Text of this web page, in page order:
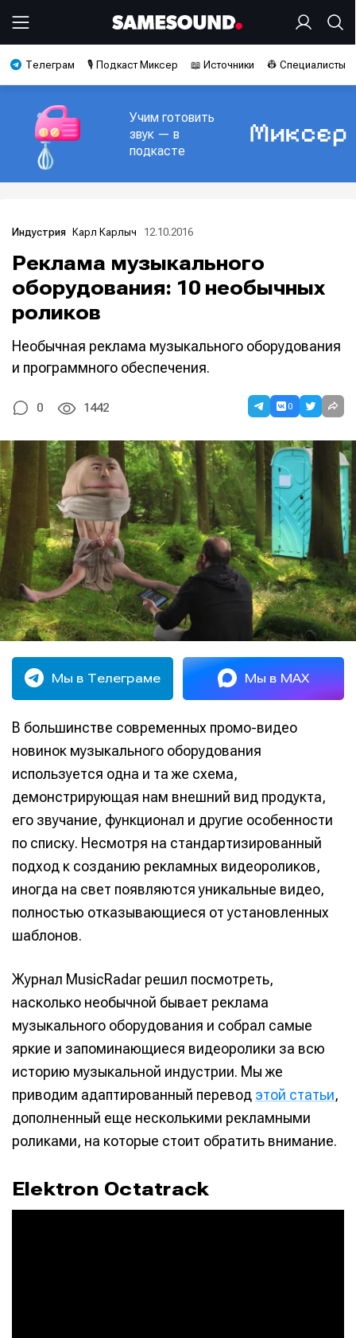
Телеграм 🎙️ Подкаст Миксер 📖 Источники 👷 Специалисты
Учим готовить
звук — в
подкасте
Индустрия Карл Карлыч 12.10.2016
Реклама музыкального
оборудования: 10 необычных
роликов
Необычная реклама музыкального оборудования
и программного обеспечения.
0 1442 0
Мы в Телеграме Мы в MAX
В большинстве современных промо-видео
новинок музыкального оборудования
используется одна и та же схема,
демонстрирующая нам внешний вид продукта,
его звучание, функционал и другие особенности
по списку. Несмотря на стандартизированный
подход к созданию рекламных видеороликов,
иногда на свет появляются уникальные видео,
полностью отказывающиеся от установленных
шаблонов.
Журнал MusicRadar решил посмотреть,
насколько необычной бывает реклама
музыкального оборудования и собрал самые
яркие и запоминающиеся видеоролики за всю
историю музыкальной индустрии. Мы же
приводим адаптированный перевод этой статьи,
дополненный еще несколькими рекламными
роликами, на которые стоит обратить внимание.
Elektron Octatrack